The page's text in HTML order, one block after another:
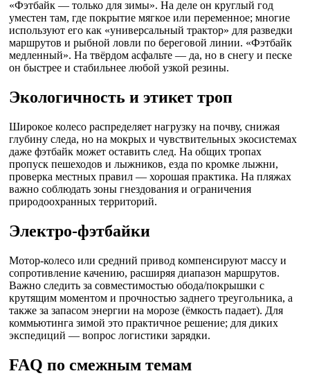
«Фэтбайк — только для зимы». На деле он круглый год
уместен там, где покрытие мягкое или переменное; многие
используют его как «универсальный трактор» для разведки
маршрутов и рыбной ловли по береговой линии. «Фэтбайк
медленный». На твёрдом асфальте — да, но в снегу и песке
он быстрее и стабильнее любой узкой резины.
Экологичность и этикет троп
Широкое колесо распределяет нагрузку на почву, снижая
глубину следа, но на мокрых и чувствительных экосистемах
даже фэтбайк может оставить след. На общих тропах
пропуск пешеходов и лыжников, езда по кромке лыжни,
проверка местных правил — хорошая практика. На пляжах
важно соблюдать зоны гнездования и ограничения
природоохранных территорий.
Электро-фэтбайки
Мотор-колесо или средний привод компенсируют массу и
сопротивление качению, расширяя диапазон маршрутов.
Важно следить за совместимостью обода/покрышки с
крутящим моментом и прочностью заднего треугольника, а
также за запасом энергии на морозе (ёмкость падает). Для
коммьютинга зимой это практичное решение; для диких
экспедиций — вопрос логистики зарядки.
FAQ по смежным темам